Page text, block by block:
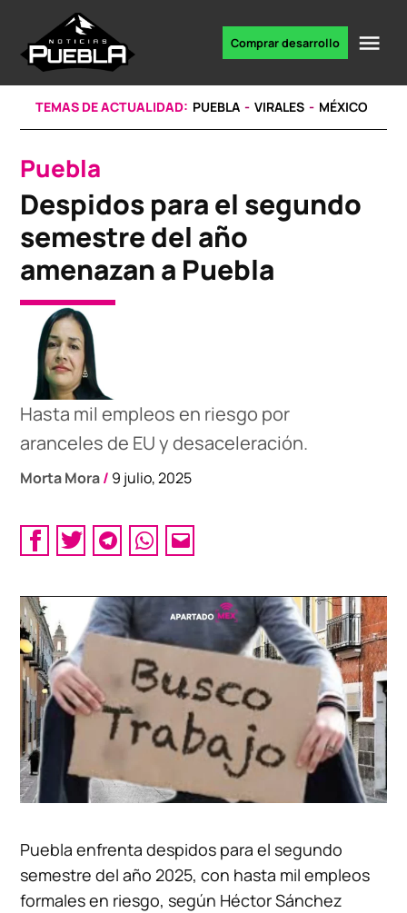
content
noticias
Comprar desarrollo
TEMAS DE ACTUALIDAD: PUEBLA VIRALES MÉXICO
POSTED
IN
Puebla
Despidos para el segundo
semestre del año
amenazan a Puebla
Hasta mil empleos en riesgo por
aranceles de EU y desaceleración.
Morta Mora/ 9 julio, 2025
Puebla enfrenta despidos para el segundo
semestre del año 2025, con hasta mil empleos
formales en riesgo, según Héctor Sánchez